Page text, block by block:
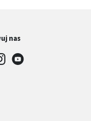
nas